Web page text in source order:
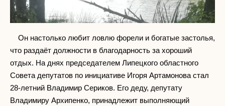
Он настолько любит ловлю форели и богатые застолья,
что раздаёт должности в благодарность за хороший
отдых. На днях председателем Липецкого областного
Совета депутатов по инициативе Игоря Артамонова стал
28-летний Владимир Сериков. Его деду, депутату
Владимиру Архипенко, принадлежит выполняющий